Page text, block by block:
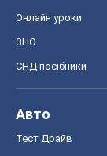
Онлайн уроки
ЗНО
СНД посібники
Авто
Тест Драйв